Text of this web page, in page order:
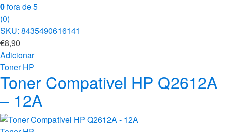
0fora de 5
(0)
SKU: 8435490616141
€8,90
Adicionar
Toner HP
Toner Compativel HP Q2612A
– 12A